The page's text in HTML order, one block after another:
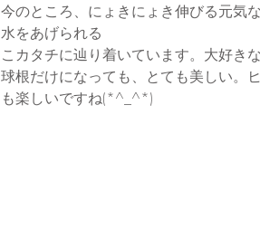
今のところ、にょきにょき伸びる元気
水をあげられる
こカタチに辿り着いています。大好き
球根だけになっても、とても美しい。
も楽しいですね(*^_^*)